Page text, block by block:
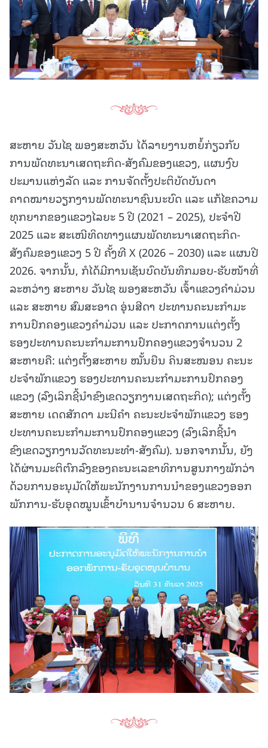
ສະຫາຍ ວັນໄຊ ພອງສະຫວັນ ໄດ້ລາຍງານຫຍໍ້ກ່ຽວກັບ
ການພັດທະນາເສດຖະກິດ-ສັງຄົມຂອງແຂວງ, ແຜນງົບ
ປະມານແຫ່ງລັດ ແລະ ການຈັດຕັ້ງປະຕິບັດບັນດາ
ຄາດໝາຍວຽກງານພັດທະນາຊົນນະບົດ ແລະ ແກ້ໄຂຄວາມ
ທຸກຍາກຂອງແຂວງໄລຍະ 5 ປີ (2021 – 2025), ປະຈໍາປີ
2025 ແລະ ສະເໜີທິດທາງແຜນພັດທະນາເສດຖະກິດ-
ສັງຄົມຂອງແຂວງ 5 ປີ ຄັ້ງທີ X (2026 – 2030) ແລະ ແຜນປີ
2026. ຈາກນັ້ນ, ກໍໄດ້ມີການເຊັນບົດບັນທຶກມອບ-ຮັບໜ້າທີ່
ລະຫວ່າງ ສະຫາຍ ວັນໄຊ ພອງສະຫວັນ ເຈົ້າແຂວງຄໍາມ່ວນ
ແລະ ສະຫາຍ ສົມສະອາດ ອຸ່ນສີດາ ປະທານຄະນະກໍາມະ
ການປົກຄອງແຂວງຄໍາມ່ວນ ແລະ ປະກາດການແຕ່ງຕັ້ງ
ຮອງປະທານຄະນະກໍາມະການປົກຄອງແຂວງຈໍານວນ 2
ສະຫາຍຄື: ແຕ່ງຕັ້ງສະຫາຍ ໝັ້ນຍືນ ຄິນສະໝອນ ຄະນະ
ປະຈໍາພັກແຂວງ ຮອງປະທານຄະນະກໍາມະການປົກຄອງ
ແຂວງ (ລົງເລິກຊີ້ນໍາຂົງເຂດວຽກງານເສດຖະກິດ); ແຕ່ງຕັ້ງ
ສະຫາຍ ເດດສັກດາ ມະນີຄໍາ ຄະນະປະຈໍາພັກແຂວງ ຮອງ
ປະທານຄະນະກໍາມະການປົກຄອງແຂວງ (ລົງເລິກຊີ້ນໍາ
ຂົງເຂດວຽກງານວັດທະນະທໍາ-ສັງຄົມ). ນອກຈາກນັ້ນ, ຍັງ
ໄດ້ຜ່ານມະຕິຕົກລົງຂອງຄະນະເລຂາທິການສູນກາງພັກວ່າ
ດ້ວຍການອະນຸມັດໃຫ້ພະນັກງານການນໍາຂອງແຂວງອອກ
ພັກການ-ຮັບອຸດໝູນເຂົ້າບໍານານຈໍານວນ 6 ສະຫາຍ.